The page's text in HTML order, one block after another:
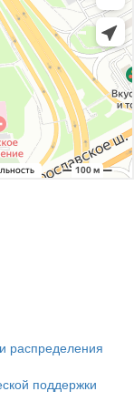
распределения
поддержки